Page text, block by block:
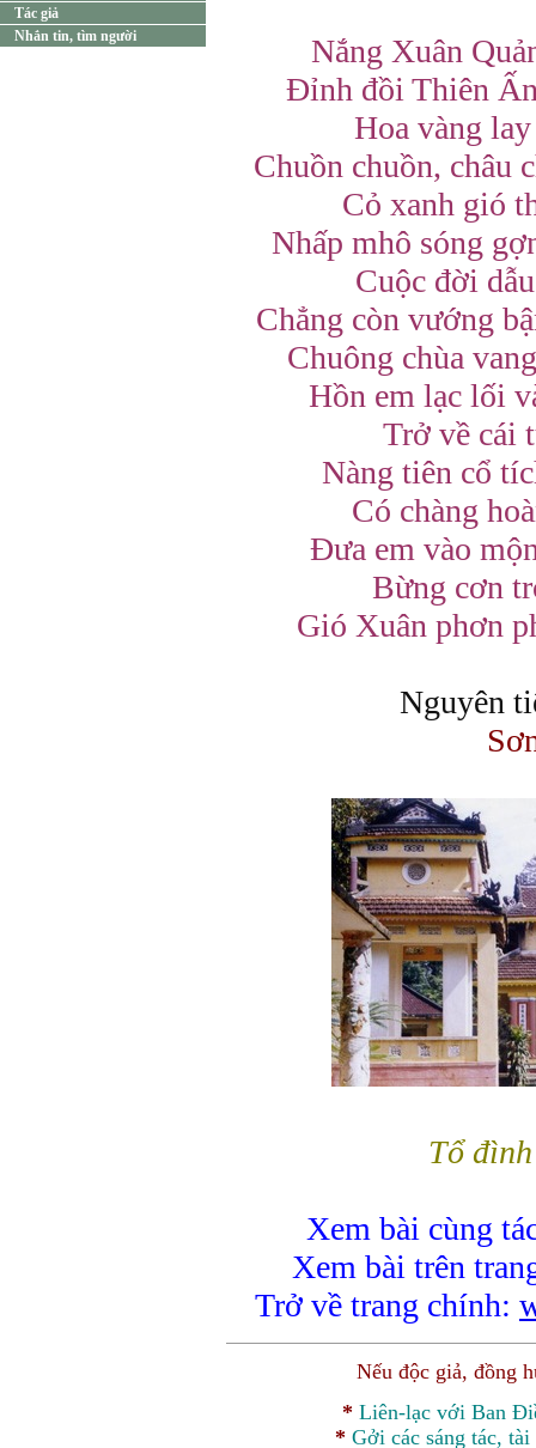
Tác giả
Nhắn tin, tìm người
Nắng Xuân
Đỉnh đồi Thiên
Hoa vàng
Chuồn chuồn, châu
Cỏ xanh gió
Nhấp mhô sóng
Cuộc đời
Chẳng còn vướng
Chuông chùa
Hồn em lạc lối
Trở về cái
Nàng tiên cổ
Có chàng
Đưa em vào
Bừng cơn
Gió Xuân phơn
Nguyên
Tổ
Xem bài cùng
Xem bài trên
Trở về trang chính:
Nếu độc giả, đồng
* Liên-lạc với Ban
* Gởi các sáng tác,